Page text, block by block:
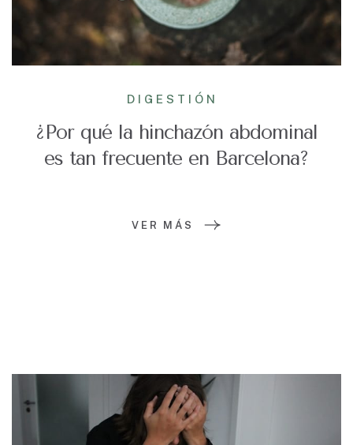
DIGESTIÓN
¿Por qué la hinchazón abdominal
es tan frecuente en Barcelona?
VER MÁS